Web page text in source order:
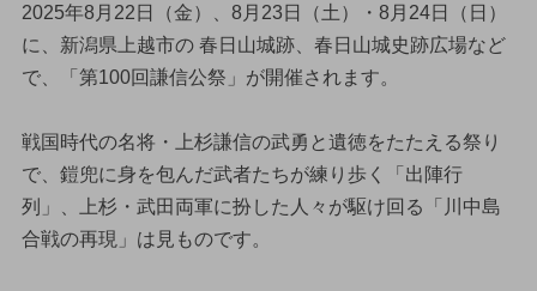
2025年8月22日（金）、8月23日（土）・8月24日（日）
に、新潟県上越市の 春日山城跡、春日山城史跡広場など
で、「第100回謙信公祭」が開催されます。
戦国時代の名将・上杉謙信の武勇と遺徳をたたえる祭り
で、鎧兜に身を包んだ武者たちが練り歩く「出陣行
列」、上杉・武田両軍に扮した人々が駆け回る「川中島
合戦の再現」は見ものです。